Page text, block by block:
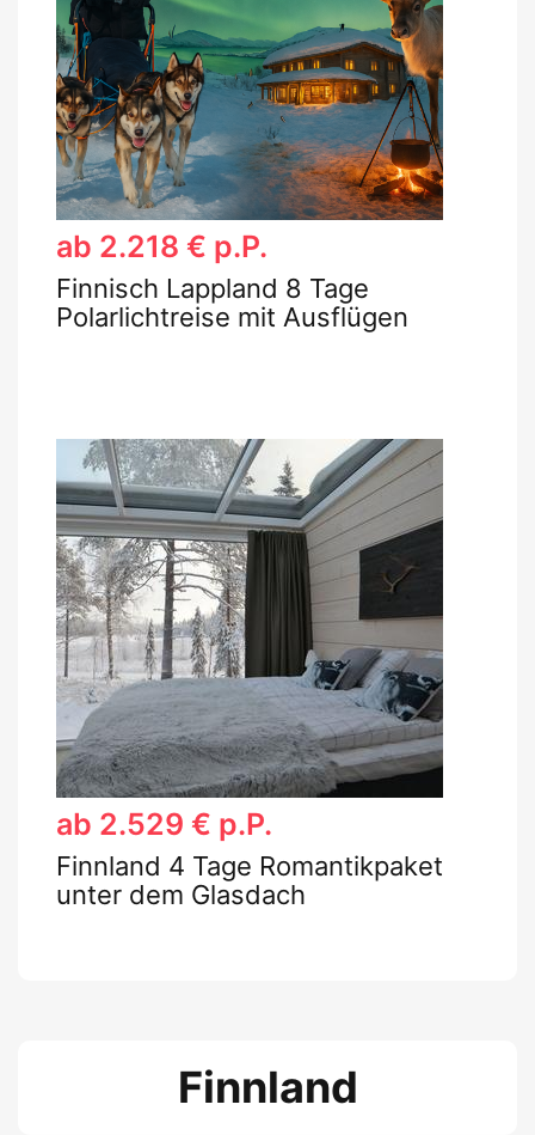
ab 2.218 € p.P.
Finnisch Lappland 8 Tage
Polarlichtreise mit Ausflügen
ab 2.529 € p.P.
Finnland 4 Tage Romantikpaket
unter dem Glasdach
Finnland